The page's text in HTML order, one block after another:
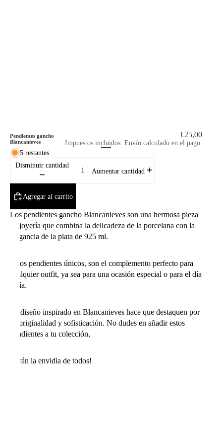
Pendientes gancho
Blancanieves
€25,00
Impuestos incluidos. Envío calculado en el pago.
5 restantes
Disminuir cantidad
Aumentar cantidad
Agregar al carrito
Los pendientes gancho Blancanieves son una hermosa pieza
de joyería que combina la delicadeza de la porcelana con la
elegancia de la plata de 925 ml.
Estos pendientes únicos, son el complemento perfecto para
cualquier outfit, ya sea para una ocasión especial o para el día
a día.
Su diseño inspirado en Blancanieves hace que destaquen por
su originalidad y sofisticación. No dudes en añadir estos
pendientes a tu colección,
¡serán la envidia de todos!
de descuento
compra
¡ Lo quiero !